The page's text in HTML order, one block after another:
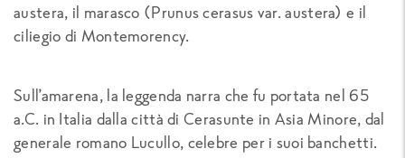
austera, il marasco (Prunus cerasus var. austera) e il
ciliegio di Montemorency.
Sull’amarena, la leggenda narra che fu portata nel 65
a.C. in Italia dalla città di Cerasunte in Asia Minore, dal
generale romano Lucullo, celebre per i suoi banchetti.